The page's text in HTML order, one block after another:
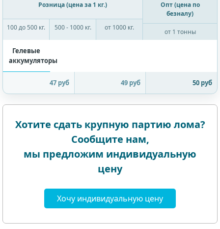
Розница (цена за 1 кг.)
100 до 500 кг. 500 - 1000 кг. от 1000 кг.
Опт (цена по
безналу)
от 1 тонны
Гелевые
аккумуляторы
47 руб 49 руб 50 руб
Хотите сдать крупную партию лома?
Сообщите нам,
мы предложим индивидуальную
цену
Хочу индивидуальную цену